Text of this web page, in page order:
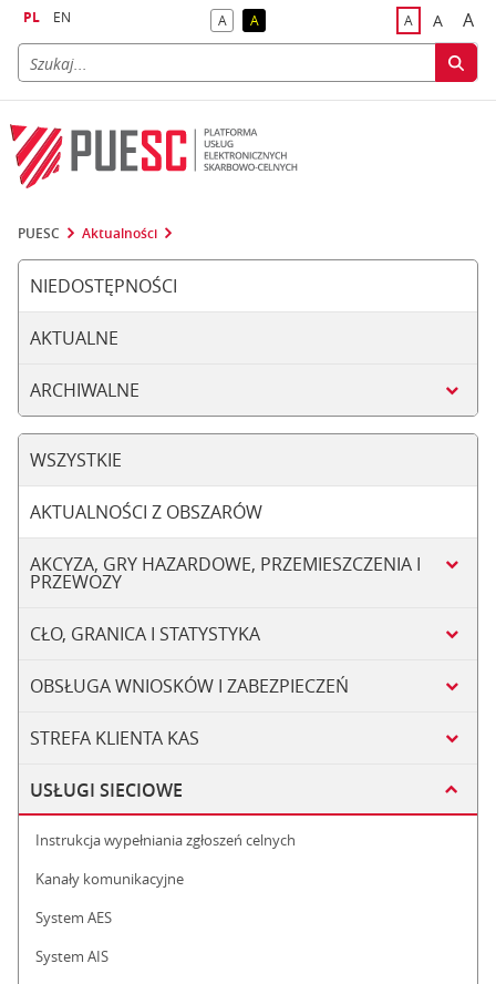
PL EN Akontrast domyślny
Akontrast żółty tekst na czarnym tle
Adomyślna
A A
PUESC Aktualności
NIEDOSTĘPNOŚCI
AKTUALNE
ARCHIWALNE
WSZYSTKIE
AKTUALNOŚCI Z OBSZARÓW
AKCYZA, GRY HAZARDOWE, PRZEMIESZCZENIA I
PRZEWOZY
CŁO, GRANICA I STATYSTYKA
OBSŁUGA WNIOSKÓW I ZABEZPIECZEŃ
STREFA KLIENTA KAS
USŁUGI SIECIOWE
Instrukcja wypełniania zgłoszeń celnych
Kanały komunikacyjne
System AES
System AIS